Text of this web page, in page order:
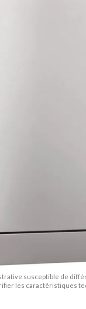
susceptible de
les caractéristiques